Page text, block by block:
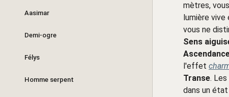
Aasimar
Demi-ogre
Félys
Homme serpent
mètres,
lumière
vous ne
Sens
l'effet
Transe.
dans un